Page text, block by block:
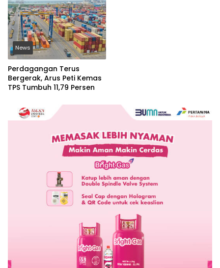
News
Perdagangan Terus
Bergerak, Arus Peti Kemas
TPS Tumbuh 11,79 Persen